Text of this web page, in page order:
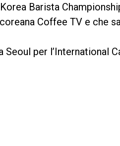
Barista
Coffee TV e che
per l’International